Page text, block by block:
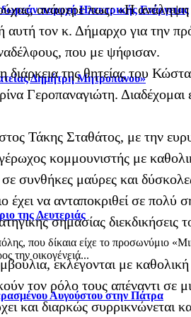
παροχή Ηλεκτρικής Ενέργειας
Δημήτρη Μητροπάνου»
της Λευτεριάς
που δίκαια είχε το προσωνύμιο
την οικογένειά...
Αυγούστου στην Πάτρα
ανάφερε πως: «Η ανάληψη
αυτή τον κ. Δήμαρχο για την
που με ψήφισαν.
της θητείας του
Γεροπαναγιώτη. Διαδέχομαι
Τάκης Σταθάτος, με την
κομμουνιστής με
συνθήκες μαύρες και
έχει να ανταποκριθεί σε πολύ
σημασίας διεκδικήσεις
εκλέγονται με
τον ρόλο τους απέναντι σε
και διαρκώς συρρικνώνεται